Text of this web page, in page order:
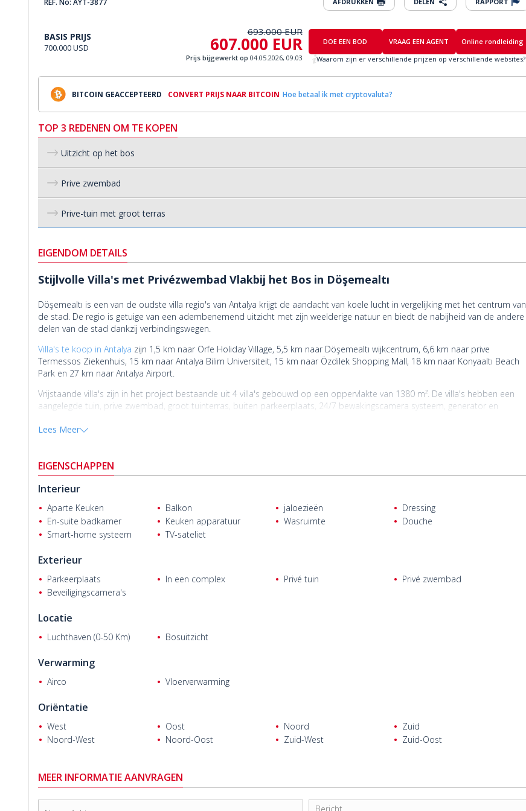
BASIS PRIJS
700.000 USD
693.000 EUR
607.000 EUR
Prijs bijgewerkt op 04.05.2026, 09.03
DOE EEN BOD VRAAG EEN AGENT
Online rondleiding
Waarom zijn er verschillende prijzen op verschillende websites?
BITCOIN GEACCEPTEERD CONVERT PRIJS NAAR BITCOIN Hoe betaal ik met cryptovaluta?
TOP 3 REDENEN OM TE KOPEN
Uitzicht op het bos
Prive zwembad
Prive-tuin met groot terras
EIGENDOM DETAILS
Stijlvolle Villa's met Privézwembad Vlakbij het Bos in Döşemealtı
Döşemealtı is een van de oudste villa regio's van Antalya krijgt de aandacht van koele lucht in vergelijking met het centrum van
de stad. De regio is getuige van een adembenemend uitzicht met zijn weelderige natuur en biedt de nabijheid van de andere
delen van de stad dankzij verbindingswegen.
Villa's te koop in Antalya zijn 1,5 km naar Orfe Holiday Village, 5,5 km naar Döşemealtı wijkcentrum, 6,6 km naar prive
Termessos Ziekenhuis, 15 km naar Antalya Bilim Universiteit, 15 km naar Özdilek Shopping Mall, 18 km naar Konyaaltı Beach
Park en 27 km naar Antalya Airport.
Vrijstaande villa's zijn in het project bestaande uit 4 villa's gebouwd op een oppervlakte van 1380 m². De villa's hebben een
aangelegde tuin, prive zwembad, groot tuinterras, buiten parkeerplaats, 24/7 bewakingscamera systeem, generator en
De vrijstaande villa's zijn uitgerust met kwaliteitsvoorzieningen zoals Teka inbouwapparatuur, smart home systeem, elektrische
rolluiken, decoratieve gelakte binnendeuren en keukenkastjes, garderobe- en badkamermeubels, stalen buitendeur,
vloerverwarmingssysteem, aardgasinfrastructuur, decoratieve speciale design verlaagde plafonds en verlichting.
Lees Meer
EIGENSCHAPPEN
Interieur
Aparte Keuken Balkon jaloezieën
Dressing
En-suite badkamer
Keuken apparatuur Wasruimte
Douche
Smart-home systeem
TV-sateliet
Exterieur
Parkeerplaats In een complex Privé tuin
Privé zwembad
Beveiligingscamera's
Locatie
Luchthaven (0-50 Km) Bosuitzicht
Verwarming
Airco Vloerverwarming
Oriëntatie
West Oost Noord
Zuid
Noord-West
Noord-Oost Zuid-West Zuid-Oost
Ender Karabulut
MEER INFORMATIE AANVRAGEN